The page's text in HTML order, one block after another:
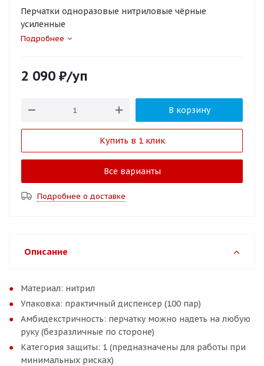
Перчатки одноразовые нитриловые чёрные
усиленные
Подробнее
2 090 ₽/уп
В корзину
Купить в 1 клик
Все варианты
Подробнее о доставке
Описание
Материал: нитрил
Упаковка: практичный диспенсер (100 пар)
Амбидекстричность: перчатку можно надеть на любую
руку (безразличные по стороне)
Категория защиты: 1 (предназначены для работы при
минимальных рисках)